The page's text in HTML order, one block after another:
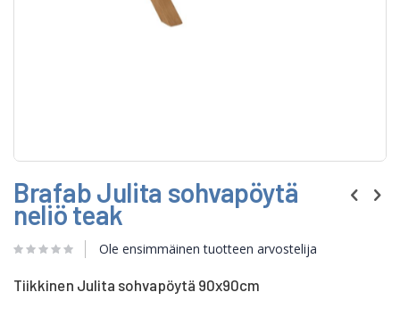
to
the
beginning
the
gallery
Brafab Julita sohvapöytä
neliö teak
Ole ensimmäinen tuotteen arvostelija
Tiikkinen Julita sohvapöytä 90x90cm